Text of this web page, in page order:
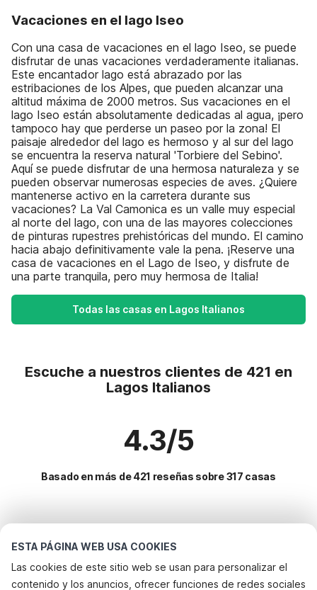
ESTA PÁGINA WEB USA COOKIES
Las cookies de este sitio web se usan para personalizar el
contenido y los anuncios, ofrecer funciones de redes sociales
Vacaciones en el lago Iseo
Con una casa de vacaciones en el lago Iseo, se puede
disfrutar de unas vacaciones verdaderamente italianas.
Este encantador lago está abrazado por las
estribaciones de los Alpes, que pueden alcanzar una
altitud máxima de 2000 metros. Sus vacaciones en el
lago Iseo están absolutamente dedicadas al agua, ¡pero
tampoco hay que perderse un paseo por la zona! El
paisaje alrededor del lago es hermoso y al sur del lago
se encuentra la reserva natural 'Torbiere del Sebino'.
Aquí se puede disfrutar de una hermosa naturaleza y se
pueden observar numerosas especies de aves. ¿Quiere
mantenerse activo en la carretera durante sus
vacaciones? La Val Camonica es un valle muy especial
al norte del lago, con una de las mayores colecciones
de pinturas rupestres prehistóricas del mundo. El camino
hacia abajo definitivamente vale la pena. ¡Reserve una
casa de vacaciones en el Lago de Iseo, y disfrute de
una parte tranquila, pero muy hermosa de Italia!
Todas las casas en Lagos Italianos
Escuche a nuestros clientes de 421 en
Lagos Italianos
4.3/5
Basado en más de 421 reseñas sobre 317 casas
Servicios populares para vacaciones en Lagos italianos
Casa de vacaciones junto al lago